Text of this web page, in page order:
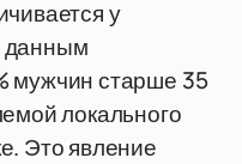
у
данным
мужчин старше 35
локального
Это явление